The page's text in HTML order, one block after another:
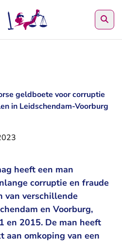
geldboete voor corruptie
in Leidschendam-Voorburg
heeft een man
corruptie en fraude
van verschillende
en Voorburg,
en 2015. De man heeft
aan omkoping van een